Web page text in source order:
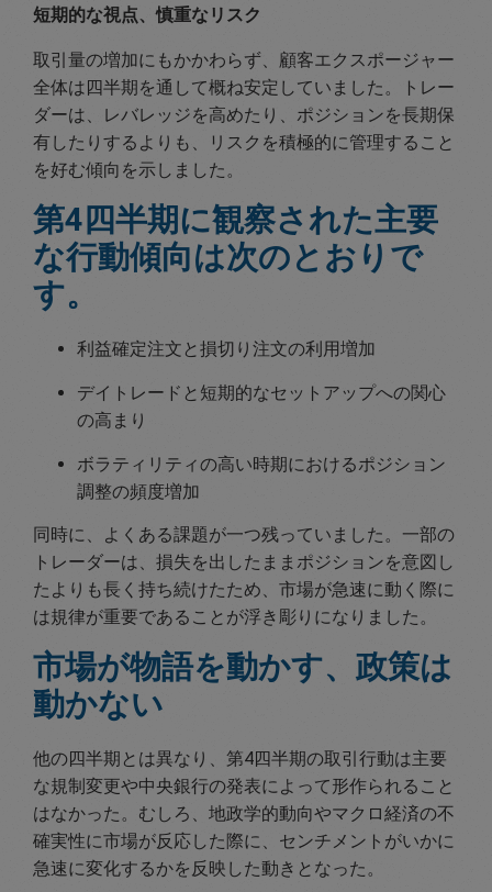
短期的な視点、慎重なリスク
取引量の増加にもかかわらず、顧客エクスポージャー
全体は四半期を通して概ね安定していました。トレー
ダーは、レバレッジを高めたり、ポジションを長期保
有したりするよりも、リスクを積極的に管理すること
を好む傾向を示しました。
第4四半期に観察された主要
な行動傾向は次のとおりで
す。
利益確定注文と損切り注文の利用増加
デイトレードと短期的なセットアップへの関心
の高まり
ボラティリティの高い時期におけるポジション
調整の頻度増加
同時に、よくある課題が一つ残っていました。一部の
トレーダーは、損失を出したままポジションを意図し
たよりも長く持ち続けたため、市場が急速に動く際に
は規律が重要であることが浮き彫りになりました。
市場が物語を動かす、政策は
動かない
他の四半期とは異なり、第4四半期の取引行動は主要
な規制変更や中央銀行の発表によって形作られること
はなかった。むしろ、地政学的動向やマクロ経済の不
確実性に市場が反応した際に、センチメントがいかに
急速に変化するかを反映した動きとなった。